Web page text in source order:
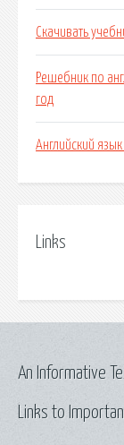
Скачивать
Решебник по
год
Английский
Links
Links to
An Informative